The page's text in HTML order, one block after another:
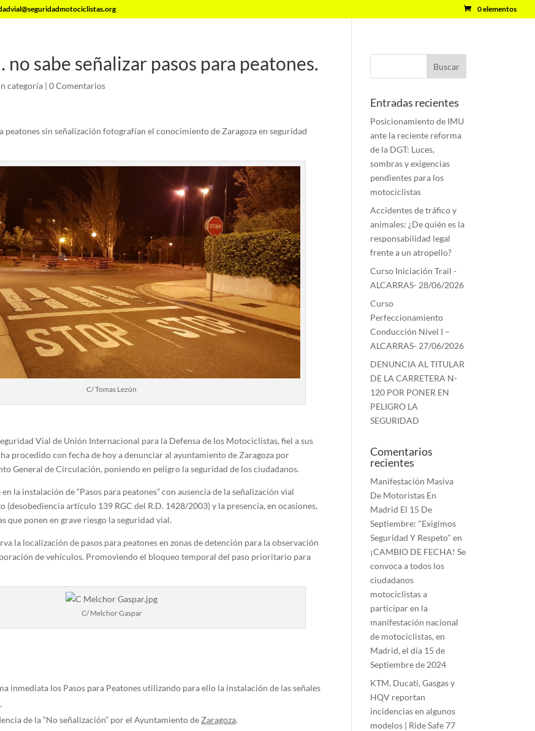
0 elementos
no sabe señalizar pasos para peatones.
categoría| 0 Comentarios
peatones sin señalización fotografían el conocimiento de Zaragoza en seguridad
C/ Tomas Lezún
Vial de Unión Internacional para la Defensa de los Motociclistas, fiel a sus
procedido con fecha de hoy a denunciar al ayuntamiento de Zaragoza por
General de Circulación, poniendo en peligro la seguridad de los ciudadanos.
la instalación de “Pasos para peatones” con ausencia de la señalización vial
(desobediencia artículo 139 RGC del R.D. 1428/2003) y la presencia, en ocasiones,
que ponen en grave riesgo la seguridad vial.
la localización de pasos para peatones en zonas de detención para la observación
de vehículos. Promoviendo el bloqueo temporal del paso prioritario para
C/ Melchor Gaspar
inmediata los Pasos para Peatones utilizando para ello la instalación de las señales
de la “No señalización” por el Ayuntamiento de Zaragoza.
Entradas recientes
Posicionamiento de IMU
ante la reciente reforma
de la DGT: Luces,
sombras y exigencias
pendientes para los
motociclistas
Accidentes de tráfico y
animales: ¿De quién es la
responsabilidad legal
frente a un atropello?
Curso Iniciación Trail -
ALCARRAS- 28/06/2026
Curso
Perfeccionamiento
Conducción Nivel I –
ALCARRAS- 27/06/2026
DENUNCIA AL TITULAR
DE LA CARRETERA N-
120 POR PONER EN
PELIGRO LA
SEGURIDAD
Comentarios
recientes
Manifestación Masiva
De Motoristas En
Madrid El 15 De
Septiembre: "Exigimos
Seguridad Y Respeto" en
¡CAMBIO DE FECHA! Se
convoca a todos los
ciudadanos
motociclistas a
participar en la
manifestación nacional
de motociclistas, en
Madrid, el día 15 de
Septiembre de 2024
KTM, Ducati, Gasgas y
HQV reportan
incidencias en algunos
modelos | Ride Safe 77